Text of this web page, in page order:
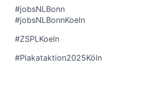
#jobsNLBonn
#jobsNLBonnKoeln
#ZSPLKoeln
#Plakataktion2025Köln